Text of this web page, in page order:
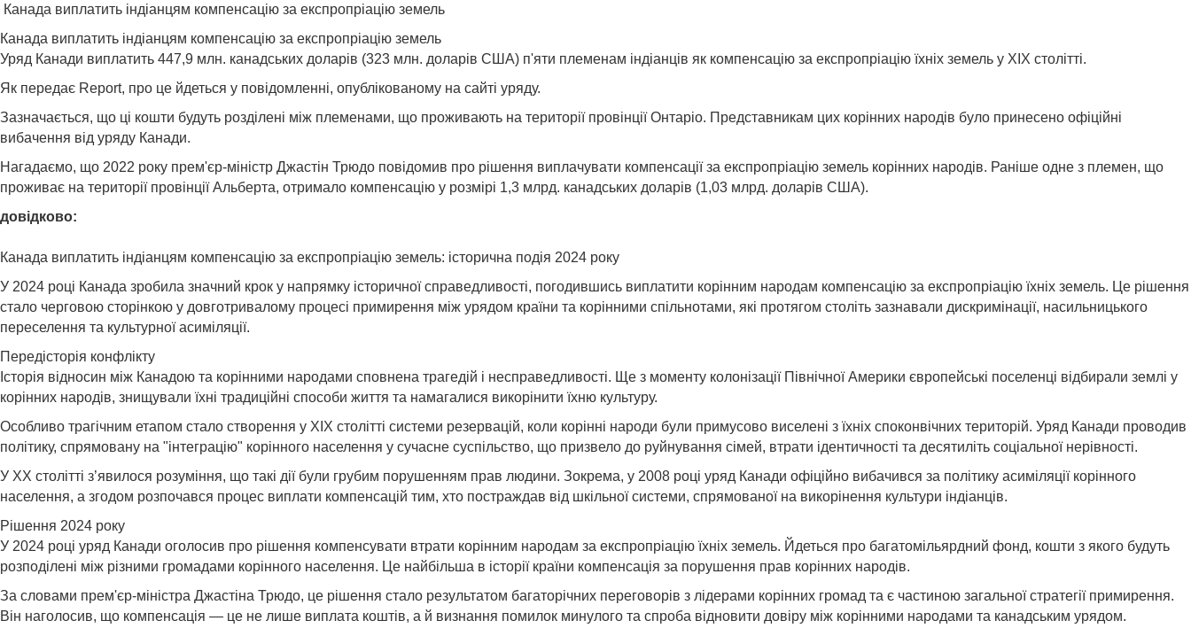
Канада виплатить індіанцям компенсацію за експропріацію земель
Канада виплатить індіанцям компенсацію за експропріацію земель
Уряд Канади виплатить 447,9 млн. канадських доларів (323 млн. доларів США) п'яти племенам індіанців як компенсацію за експропріацію їхніх земель у XIX столітті.
Як передає Report, про це йдеться у повідомленні, опублікованому на сайті уряду.
Зазначається, що ці кошти будуть розділені між племенами, що проживають на території провінції Онтаріо. Представникам цих корінних народів було принесено офіційні
вибачення від уряду Канади.
Нагадаємо, що 2022 року прем'єр-міністр Джастін Трюдо повідомив про рішення виплачувати компенсації за експропріацію земель корінних народів. Раніше одне з племен, що
проживає на території провінції Альберта, отримало компенсацію у розмірі 1,3 млрд. канадських доларів (1,03 млрд. доларів США).
довідково:
Канада виплатить індіанцям компенсацію за експропріацію земель: історична подія 2024 року
У 2024 році Канада зробила значний крок у напрямку історичної справедливості, погодившись виплатити корінним народам компенсацію за експропріацію їхніх земель. Це рішення
стало черговою сторінкою у довготривалому процесі примирення між урядом країни та корінними спільнотами, які протягом століть зазнавали дискримінації, насильницького
переселення та культурної асиміляції.
Передісторія конфлікту
Історія відносин між Канадою та корінними народами сповнена трагедій і несправедливості. Ще з моменту колонізації Північної Америки європейські поселенці відбирали землі у
корінних народів, знищували їхні традиційні способи життя та намагалися викорінити їхню культуру.
Особливо трагічним етапом стало створення у XIX столітті системи резервацій, коли корінні народи були примусово виселені з їхніх споконвічних територій. Уряд Канади проводив
політику, спрямовану на "інтеграцію" корінного населення у сучасне суспільство, що призвело до руйнування сімей, втрати ідентичності та десятиліть соціальної нерівності.
У XX столітті з’явилося розуміння, що такі дії були грубим порушенням прав людини. Зокрема, у 2008 році уряд Канади офіційно вибачився за політику асиміляції корінного
населення, а згодом розпочався процес виплати компенсацій тим, хто постраждав від шкільної системи, спрямованої на викорінення культури індіанців.
Рішення 2024 року
У 2024 році уряд Канади оголосив про рішення компенсувати втрати корінним народам за експропріацію їхніх земель. Йдеться про багатомільярдний фонд, кошти з якого будуть
розподілені між різними громадами корінного населення. Це найбільша в історії країни компенсація за порушення прав корінних народів.
За словами прем'єр-міністра Джастіна Трюдо, це рішення стало результатом багаторічних переговорів з лідерами корінних громад та є частиною загальної стратегії примирення.
Він наголосив, що компенсація — це не лише виплата коштів, а й визнання помилок минулого та спроба відновити довіру між корінними народами та канадським урядом.